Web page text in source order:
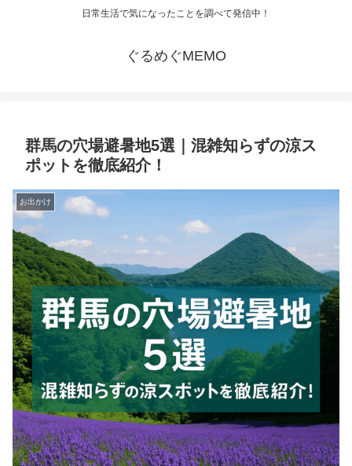
日常生活で気になったことを調べて発信中！
ぐるめぐMEMO
群馬の穴場避暑地5選｜混雑知らずの涼ス
ポットを徹底紹介！
お出かけ